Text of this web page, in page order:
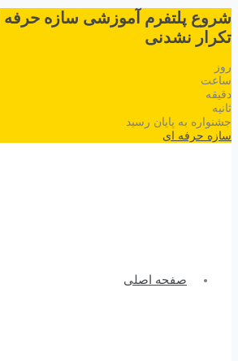
شروع پلتفرم آموزشی سازه حرفه
تکرار نشدنی
روز
ساعت
دقیقه
ثانیه
جشنواره به پایان رسید
سازه حرفه ای
صفحه اصلی